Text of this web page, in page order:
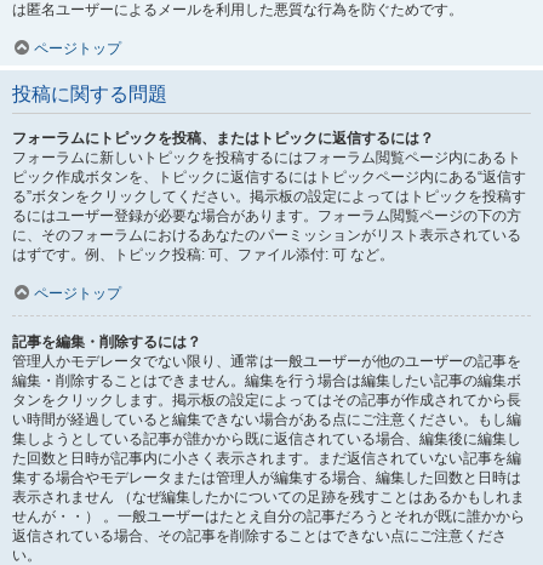
は匿名ユーザーによるメールを利用した悪質な行為を防ぐためです。
ページトップ
投稿に関する問題
フォーラムにトピックを投稿、またはトピックに返信するには？
フォーラムに新しいトピックを投稿するにはフォーラム閲覧ページ内にあるト
ピック作成ボタンを、トピックに返信するにはトピックページ内にある“返信す
る”ボタンをクリックしてください。掲示板の設定によってはトピックを投稿す
るにはユーザー登録が必要な場合があります。フォーラム閲覧ページの下の方
に、そのフォーラムにおけるあなたのパーミッションがリスト表示されている
はずです。例、トピック投稿: 可、ファイル添付: 可 など。
ページトップ
記事を編集・削除するには？
管理人かモデレータでない限り、通常は一般ユーザーが他のユーザーの記事を
編集・削除することはできません。編集を行う場合は編集したい記事の編集ボ
タンをクリックします。掲示板の設定によってはその記事が作成されてから長
い時間が経過していると編集できない場合がある点にご注意ください。もし編
集しようとしている記事が誰かから既に返信されている場合、編集後に編集し
た回数と日時が記事内に小さく表示されます。まだ返信されていない記事を編
集する場合やモデレータまたは管理人が編集する場合、編集した回数と日時は
表示されません （なぜ編集したかについての足跡を残すことはあるかもしれま
せんが・・） 。一般ユーザーはたとえ自分の記事だろうとそれが既に誰かから
返信されている場合、その記事を削除することはできない点にご注意くださ
い。